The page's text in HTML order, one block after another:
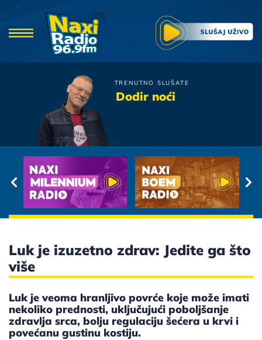
TRENUTNO SLUŠATE
Dodir noćiParni Valjak
Luk je izuzetno zdrav: Jedite ga što
više
Luk je veoma hranljivo povrće koje može imati
nekoliko prednosti, uključujući poboljšanje
zdravlja srca, bolju regulaciju šećera u krvi i
povećanu gustinu kostiju.